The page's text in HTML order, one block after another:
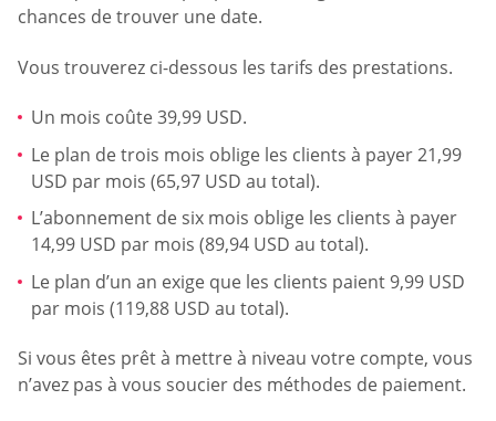
chances de trouver une date.
Vous trouverez ci-dessous les tarifs des prestations.
Un mois coûte 39,99 USD.
Le plan de trois mois oblige les clients à payer 21,99
USD par mois (65,97 USD au total).
L’abonnement de six mois oblige les clients à payer
14,99 USD par mois (89,94 USD au total).
Le plan d’un an exige que les clients paient 9,99 USD
par mois (119,88 USD au total).
Si vous êtes prêt à mettre à niveau votre compte, vous
n’avez pas à vous soucier des méthodes de paiement.